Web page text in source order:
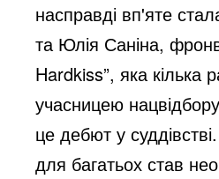
насправді вп'яте
та Юлія Саніна,
Hardkiss”, яка кілька
учасницею
це дебют у
для багатьох став